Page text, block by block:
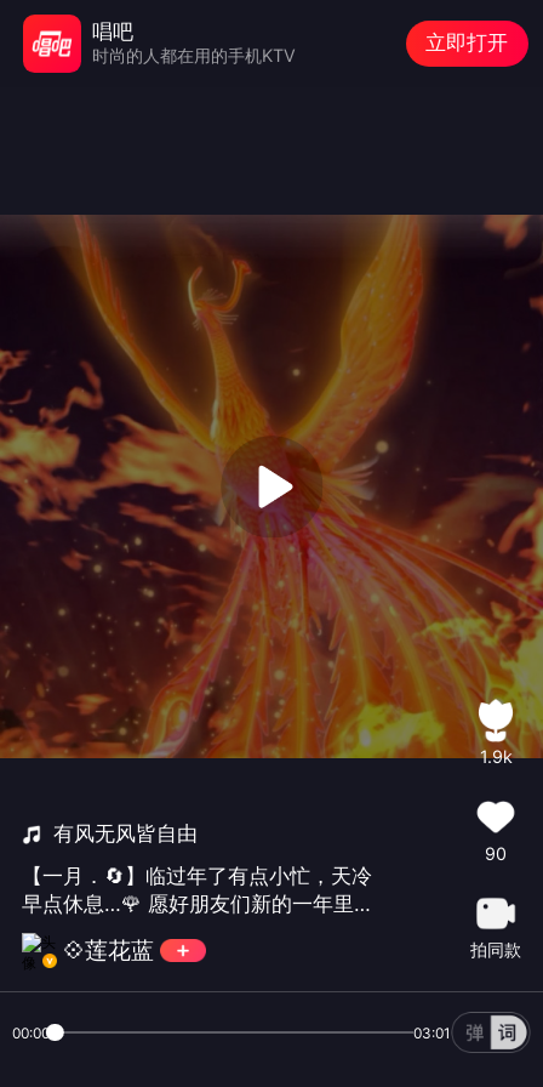
有风无风皆自由
【一月．🔄】临过年了有点小忙，天冷
早点休息…🌹 愿好朋友们新的一年里一
路阳光，一路芬芳，一生吉祥安康…☕️#
唱首歌道晚安#
💠莲花蓝
1.9k
90
拍同款
00:00 03:01
唱吧
时尚的人都在用的手机KTV
立即打开